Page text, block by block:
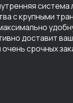
система
с крупными
доставит ваш
срочных